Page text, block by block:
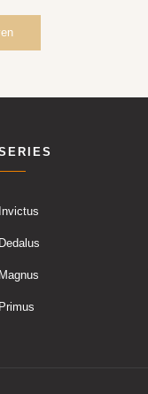
Invictus
Dedalus
Magnus
Primus